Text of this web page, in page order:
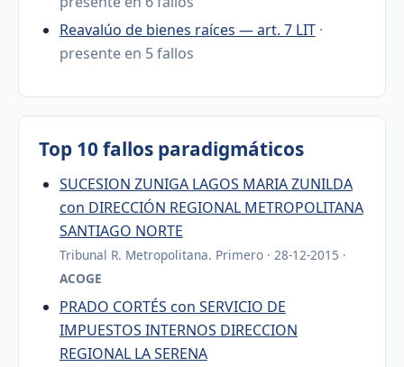
Reavalúo de bienes raíces — art. 7 LIT ·
presente en 5 fallos
Top 10 fallos paradigmáticos
SUCESION ZUNIGA LAGOS MARIA ZUNILDA
con DIRECCIÓN REGIONAL METROPOLITANA
SANTIAGO NORTE
Tribunal R. Metropolitana. Primero · 28-12-2015 ·
ACOGE
PRADO CORTÉS con SERVICIO DE
IMPUESTOS INTERNOS DIRECCION
REGIONAL LA SERENA